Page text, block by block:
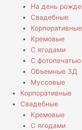
На день
Свадебные
Корпоративные
Кремовые
С ягодами
С фотопечатью
Объемные 3Д
Муссовые
Корпоративные
Свадебные
Кремовые
С ягодами